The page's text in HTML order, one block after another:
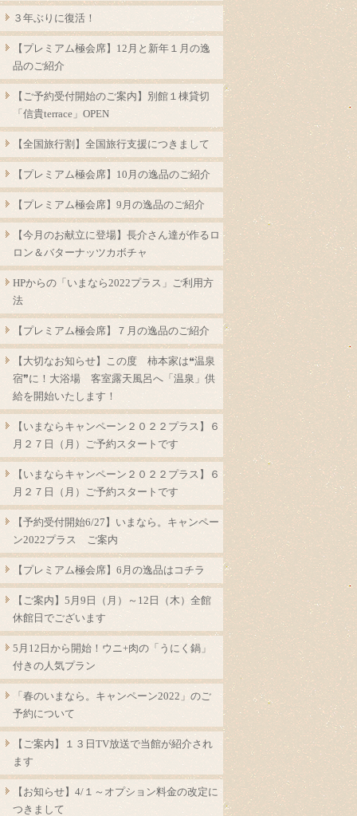
３年ぶりに復活！
【プレミアム極会席】12月と新年１月の逸
品のご紹介
【ご予約受付開始のご案内】別館１棟貸切
「信貴terrace」OPEN
【全国旅行割】全国旅行支援につきまして
【プレミアム極会席】10月の逸品のご紹介
【プレミアム極会席】9月の逸品のご紹介
【今月のお献立に登場】長介さん達が作るロ
ロン＆バターナッツカボチャ
HPからの「いまなら2022プラス」ご利用方
法
【プレミアム極会席】７月の逸品のご紹介
【大切なお知らせ】この度 柿本家は❝温泉
宿❞に！大浴場 客室露天風呂へ「温泉」供
給を開始いたします！
【いまならキャンペーン２０２２プラス】６
月２７日（月）ご予約スタートです
【いまならキャンペーン２０２２プラス】６
月２７日（月）ご予約スタートです
【予約受付開始6/27】いまなら。キャンペー
ン2022プラス ご案内
【プレミアム極会席】6月の逸品はコチラ
【ご案内】5月9日（月）～12日（木）全館
休館日でございます
5月12日から開始！ウニ+肉の「うにく鍋」
付きの人気プラン
「春のいまなら。キャンペーン2022」のご
予約について
【ご案内】１３日TV放送で当館が紹介され
ます
【お知らせ】4/１～オプション料金の改定に
つきまして